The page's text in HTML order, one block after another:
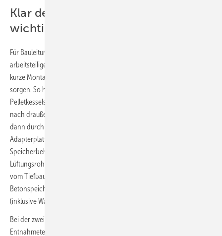
Klar definierte Schnittstellen sind
wichtig
Für Bauleitung und Handwerksbetriebe sind klar definierte,
arbeitsteilige Schnittstellen außerordentlich wichtig, weil sie u. a. für
kurze Montagezeiten und eine klare Gewährleistungsabgrenzung
sorgen. So hat der Heizungsfachhandwerker von der Saugturbine des
Pelletkessels die Schläuche für Saug- und Rückluft durch ein Leerrohr
nach draußen in den Erdspeicher gezogen. Der Anschluss erfolgte
dann durch das Montageteam des Speicherherstellers an der
Adapterplatte, der ersten Schnittstelle zwischen Heizungskessel und
Speicherbehälter. Das dafür genutzte Leerrohr wie auch das
Lüftungsrohr vom Speicher zur Gebäudeaußenwand wurden vorab
vom Tiefbauunternehmen ausgeführt – begünstigt durch die im
Betonspeicher ab Werk schon vorhandenen runden Öffnungen
(inklusive Wanddurchführung DN 200 und Dichtung).
Bei der zweiten Schnittstelle, dem Steuergerät der Pellet-
Entnahmetechnik, war es noch einfacher. Von der Saugturbine bis zur